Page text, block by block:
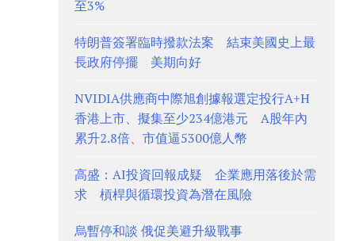
至3%
特朗普簽署臨時撥款法案 結束美國史上最
長政府停擺 美期向好
NVIDIA供應商中際旭創據報選定投行A+H
香港上市、擬集至少234億港元 A股年內
累升2.8倍、市值逼5300億人幣
高盛：AI投資回報成疑 企業應用落後於需
求 槓桿與循環投資為潛在風險
烏暫停和談 俄促美避升級戰事